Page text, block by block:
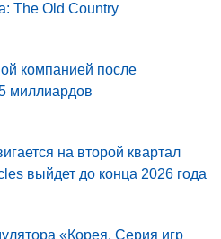
The Old Country
компанией после
миллиардов
на второй квартал
выйдет до конца 2026 года
«Корея. Серия игр